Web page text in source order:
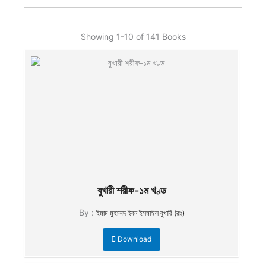
Showing 1-10 of 141 Books
বুখারী শরীফ-১ম খণ্ড
By : ইমাম মুহাম্মদ ইবন ইসমাঈল বুখারি (রাঃ)
Download